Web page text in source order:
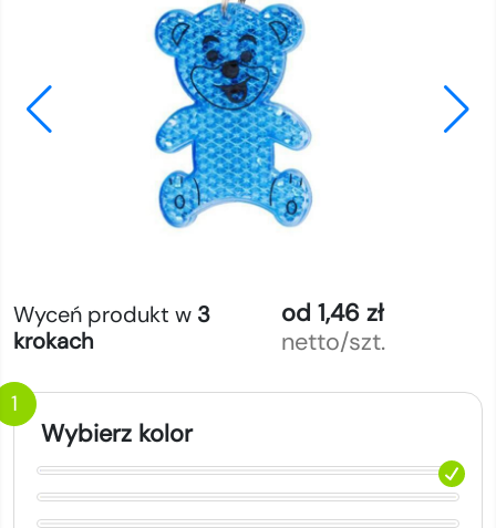
Wyceń produkt w 3
krokach
od 1,46 zł
netto/szt.
1
Wybierz kolor